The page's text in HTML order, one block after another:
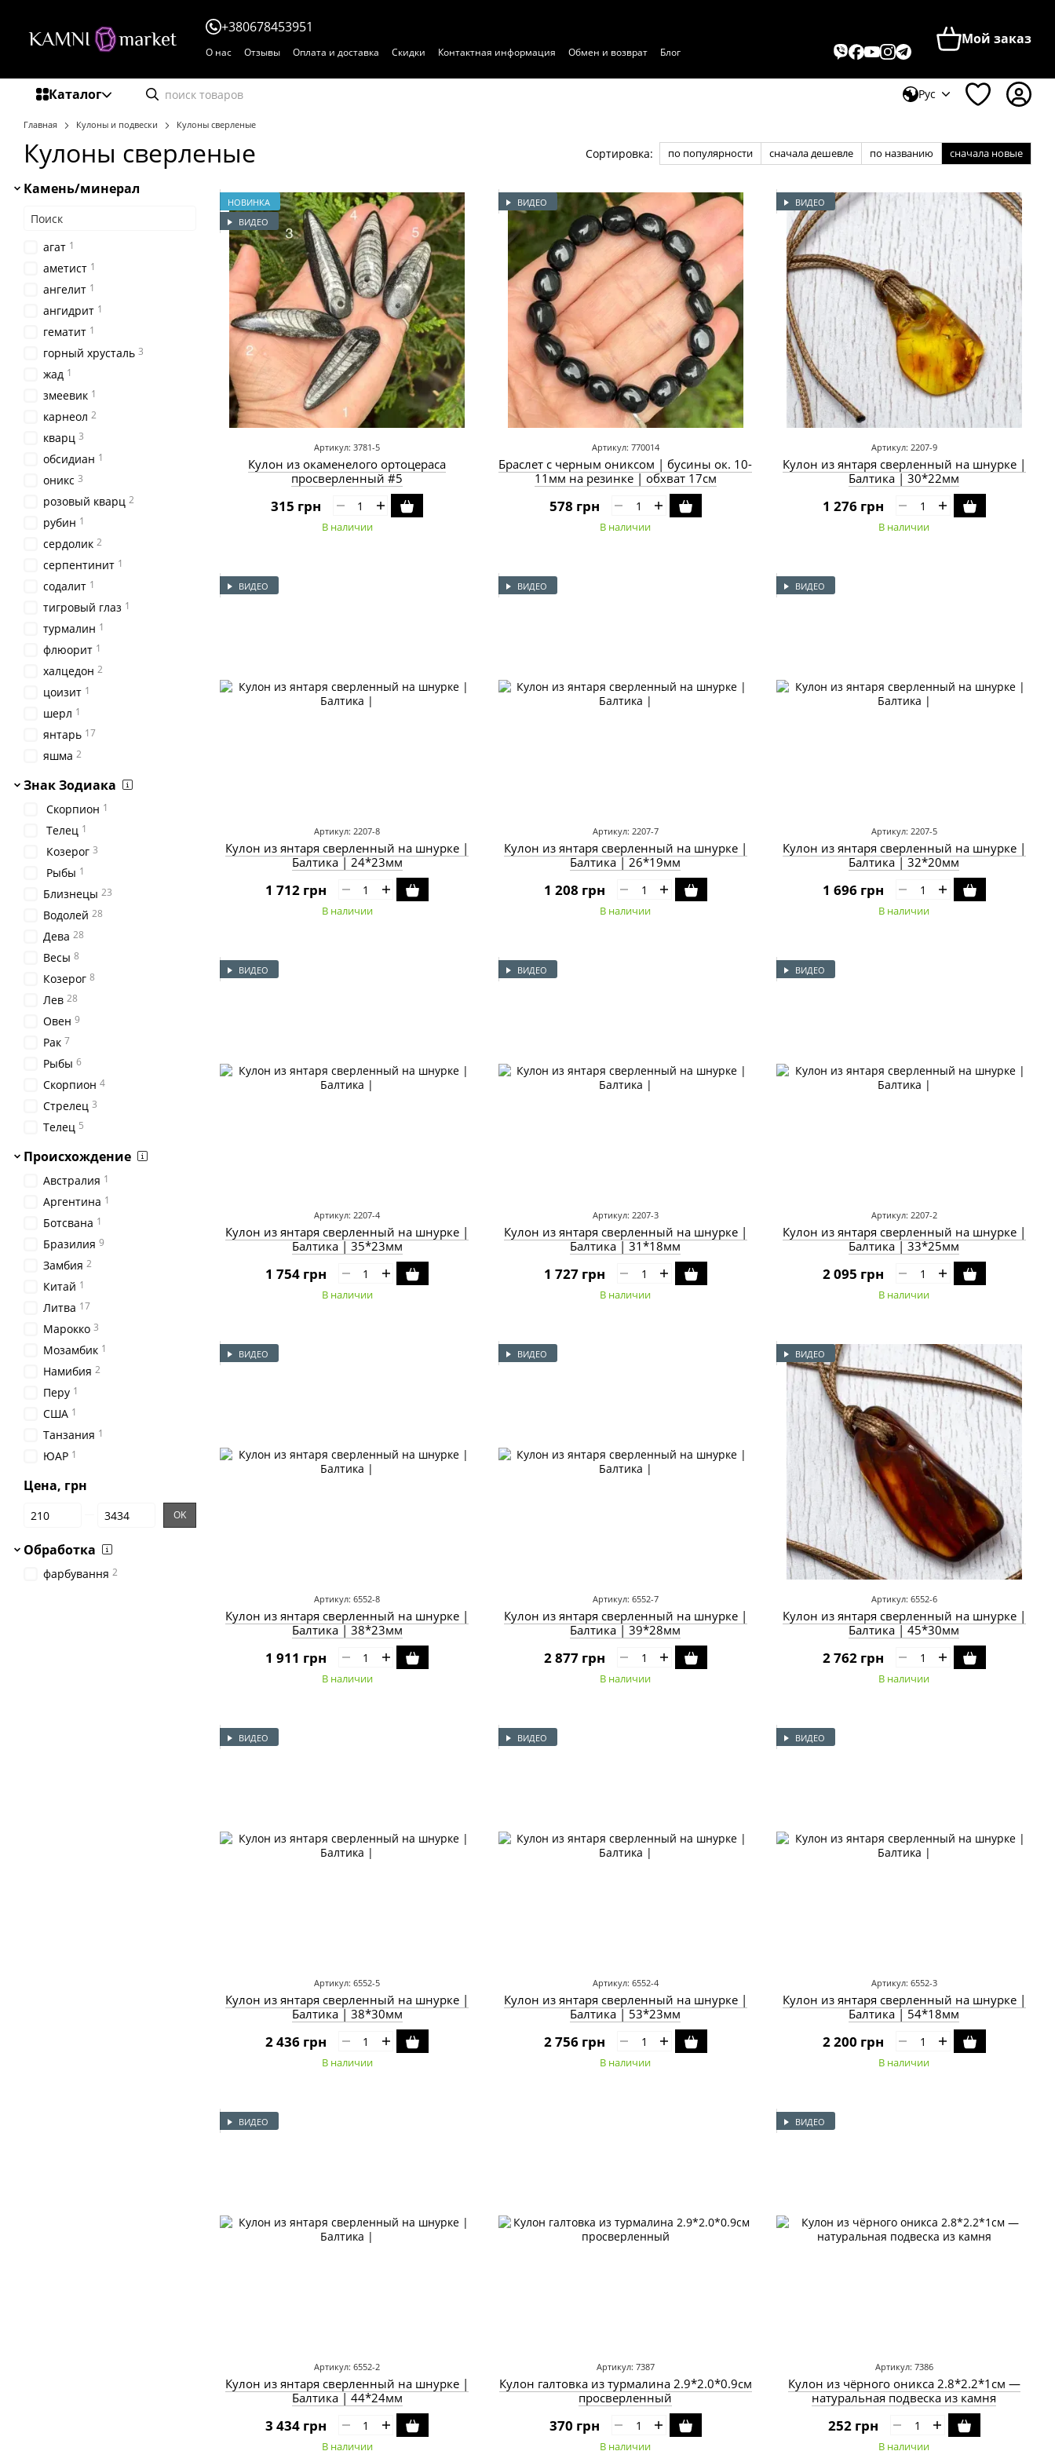
+380678453951
О нас Отзывы Оплата и доставка Скидки Контактная информация Обмен и возврат
Блог
Мой заказ
Каталог Рус
Главная Кулоны и подвески Кулоны сверленые
Кулоны сверленые Сортировка: по популярности сначала дешевле по названию сначала новые
НОВИНКА
ВИДЕО
Артикул: 3781-5
Кулон из окаменелого ортоцераса
просверленный #5
315 грн
В наличии
ВИДЕО
Артикул: 770014
Браслет с черным ониксом | бусины ок. 10-
11мм на резинке | обхват 17см
578 грн
В наличии
ВИДЕО
Артикул: 2207-9
Кулон из янтаря сверленный на шнурке |
Балтика | 30*22мм
1 276 грн
В наличии
ВИДЕО
Артикул: 2207-8
Кулон из янтаря сверленный на шнурке |
Балтика | 24*23мм
1 712 грн
В наличии
ВИДЕО
Артикул: 2207-7
Кулон из янтаря сверленный на шнурке |
Балтика | 26*19мм
1 208 грн
В наличии
ВИДЕО
Артикул: 2207-5
Кулон из янтаря сверленный на шнурке |
Балтика | 32*20мм
1 696 грн
В наличии
ВИДЕО
Артикул: 2207-4
Кулон из янтаря сверленный на шнурке |
Балтика | 35*23мм
1 754 грн
В наличии
ВИДЕО
Артикул: 2207-3
Кулон из янтаря сверленный на шнурке |
Балтика | 31*18мм
1 727 грн
В наличии
ВИДЕО
Артикул: 2207-2
Кулон из янтаря сверленный на шнурке |
Балтика | 33*25мм
2 095 грн
В наличии
ВИДЕО
Артикул: 6552-8
Кулон из янтаря сверленный на шнурке |
Балтика | 38*23мм
1 911 грн
В наличии
ВИДЕО
Артикул: 6552-7
Кулон из янтаря сверленный на шнурке |
Балтика | 39*28мм
2 877 грн
В наличии
ВИДЕО
Артикул: 6552-6
Кулон из янтаря сверленный на шнурке |
Балтика | 45*30мм
2 762 грн
В наличии
ВИДЕО
Артикул: 6552-5
Кулон из янтаря сверленный на шнурке |
Балтика | 38*30мм
2 436 грн
В наличии
ВИДЕО
Артикул: 6552-4
Кулон из янтаря сверленный на шнурке |
Балтика | 53*23мм
2 756 грн
В наличии
ВИДЕО
Артикул: 6552-3
Кулон из янтаря сверленный на шнурке |
Балтика | 54*18мм
2 200 грн
В наличии
ВИДЕО
Артикул: 6552-2
Кулон из янтаря сверленный на шнурке |
Балтика | 44*24мм
3 434 грн
В наличии
Артикул: 7387
Кулон галтовка из турмалина 2.9*2.0*0.9см
просверленный
370 грн
В наличии
ВИДЕО
Артикул: 7386
Кулон из чёрного оникса 2.8*2.2*1см —
натуральная подвеска из камня
252 грн
В наличии
Камень/минерал
агат 1
аметист 1
ангелит 1
ангидрит 1
гематит 1
горный хрусталь 3
жад 1
змеевик 1
карнеол 2
кварц 3
обсидиан 1
оникс 3
розовый кварц 2
рубин 1
сердолик 2
серпентинит 1
содалит 1
тигровый глаз 1
турмалин 1
флюорит 1
халцедон 2
цоизит 1
шерл 1
янтарь 17
яшма 2
Знак Зодиака
Скорпион 1
Телец 1
Козерог 3
Рыбы 1
Близнецы 23
Водолей 28
Дева 28
Весы 8
Козерог 8
Лев 28
Овен 9
Рак 7
Рыбы 6
Скорпион 4
Стрелец 3
Телец 5
Происхождение
Австралия 1
Аргентина 1
Ботсвана 1
Бразилия 9
Замбия 2
Китай 1
Литва 17
Марокко 3
Мозамбик 1
Намибия 2
Перу 1
США 1
Танзания 1
ЮАР 1
Цена, грн
От Цена, грн
До Цена, грн OK
Обработка
фарбування 2